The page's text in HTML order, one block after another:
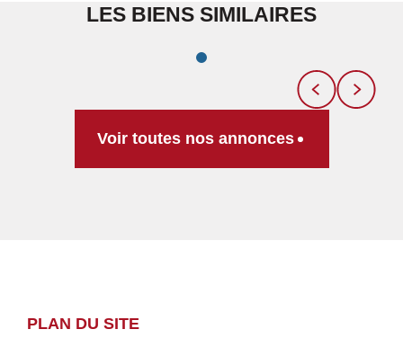
LES BIENS SIMILAIRES
Voir toutes nos annonces
PLAN DU SITE